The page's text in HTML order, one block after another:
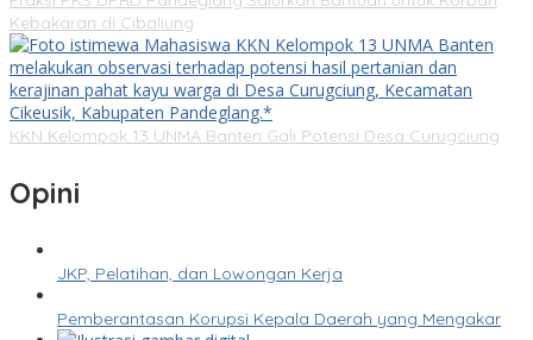
Kebakaran di Cibaliung
KKN Kelompok 13 UNMA Banten Gali Potensi Desa Curugciung
Opini
JKP, Pelatihan, dan Lowongan Kerja
Pemberantasan Korupsi Kepala Daerah yang Mengakar